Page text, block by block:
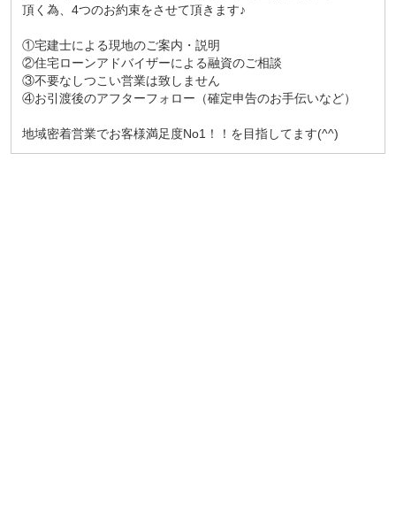
頂く為、4つのお約束をさせて頂きます♪
①宅建士による現地のご案内・説明
②住宅ローンアドバイザーによる融資のご相談
③不要なしつこい営業は致しません
④お引渡後のアフターフォロー（確定申告のお手伝いなど）
地域密着営業でお客様満足度No1！！を目指してます(^^)